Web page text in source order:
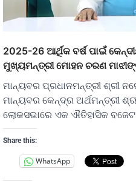
2025-26 ଆର୍ଥିକ ବର୍ଷ ପାଇଁ
ମୁଖ୍ୟମନ୍ତ୍ରୀ ମୋହନ ଚରଣ
ମାନ୍ୟବର ପ୍ରଧାନମନ୍ତ୍ରୀ ଶ୍ରୀ
ମାନ୍ୟବର କେନ୍ଦ୍ର ଅର୍ଥମନ୍ତ୍ରୀ
ଲୋକସଭାରେ ଏକ ଐତିହାସିକ ବଜେଟ
Share this:
WhatsApp